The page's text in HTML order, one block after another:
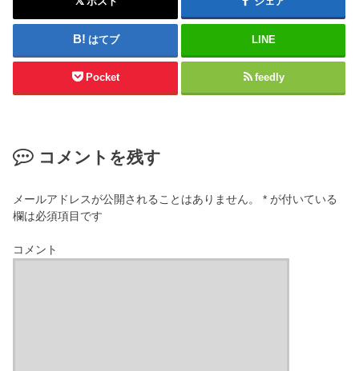
はてブ LINE
Pocket feedly
コメントを残す
メールアドレスが公開されることはありません。 * が付いている
欄は必須項目です
コメント